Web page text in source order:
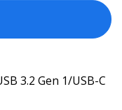
3.2 Gen 1/USB-C